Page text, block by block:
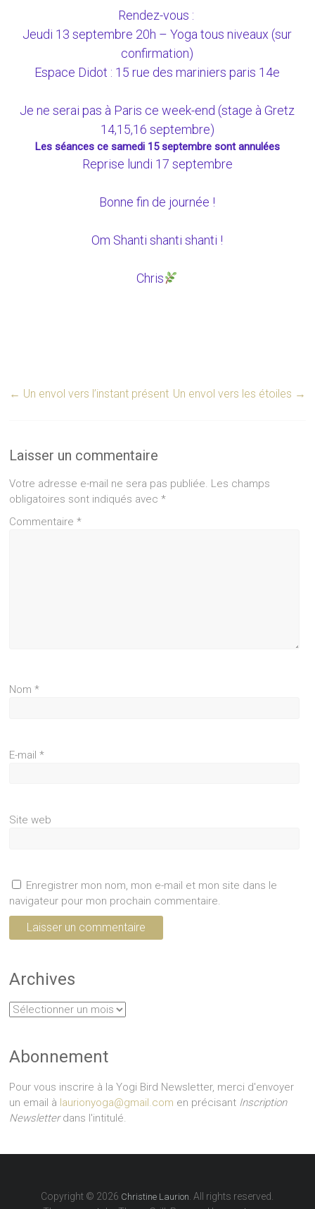
Rendez-vous :
Jeudi 13 septembre 20h – Yoga tous niveaux (sur
confirmation)
Espace Didot : 15 rue des mariniers paris 14e
Je ne serai pas à Paris ce week-end (stage à Gretz
14,15,16 septembre)
Les séances ce samedi 15 septembre sont annulées
Reprise lundi 17 septembre
Bonne fin de journée !
Om Shanti shanti shanti !
Chris
← Un envol vers l’instant présent Un envol vers les étoiles →
Laisser un commentaire
Votre adresse e-mail ne sera pas publiée. Les champs
obligatoires sont indiqués avec*
Commentaire*
Nom*
E-mail*
Site web
Enregistrer mon nom, mon e-mail et mon site dans le
navigateur pour mon prochain commentaire.
Archives
Archives
Abonnement
Pour vous inscrire à la Yogi Bird Newsletter, merci d'envoyer
un email à laurionyoga@gmail.com en précisant Inscription
Newsletterdans l'intitulé.
Copyright © 2026 Christine Laurion . All rights reserved.